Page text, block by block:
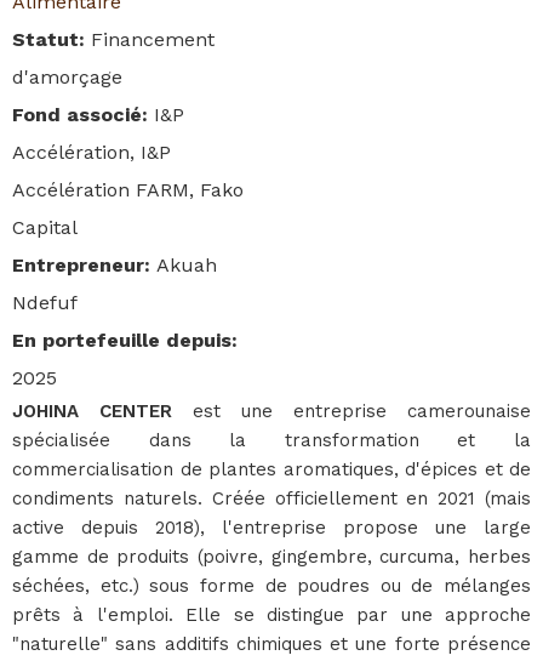
Statut: Financement
d'amorçage
Fond associé: I&P
Accélération, I&P
Accélération FARM, Fako
Capital
Entrepreneur: Akuah
Ndefuf
En portefeuille depuis:
2025
JOHINA CENTER est une entreprise camerounaise
spécialisée dans la transformation et la
commercialisation de plantes aromatiques, d'épices et de
condiments naturels. Créée officiellement en 2021 (mais
active depuis 2018), l'entreprise propose une large
gamme de produits (poivre, gingembre, curcuma, herbes
séchées, etc.) sous forme de poudres ou de mélanges
prêts à l'emploi. Elle se distingue par une approche
"naturelle" sans additifs chimiques et une forte présence